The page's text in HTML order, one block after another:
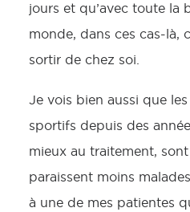
jours et qu’avec toute la
monde, dans ces cas-là,
sortir de chez soi.
Je vois bien aussi que
sportifs depuis des
mieux au traitement,
paraissent moins
à une de mes patientes